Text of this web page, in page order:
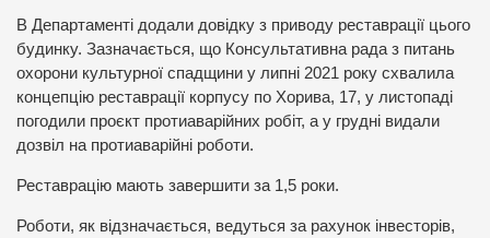
В Департаменті додали довідку з приводу реставрації цього
будинку. Зазначається, що Консультативна рада з питань
охорони культурної спадщини у липні 2021 року схвалила
концепцію реставрації корпусу по Хорива, 17, у листопаді
погодили проєкт протиаварійних робіт, а у грудні видали
дозвіл на протиаварійні роботи.
Реставрацію мають завершити за 1,5 роки.
Роботи, як відзначається, ведуться за рахунок інвесторів,